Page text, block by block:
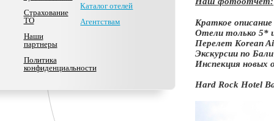
Страхование
ТО
Наши
партнеры
Политика
конфиденциальности
Каталог отелей
Агентствам
Краткое
Отели только 5*
Перелет Korean
Экскурсии по
Инспекция новых
Hard Rock Hotel